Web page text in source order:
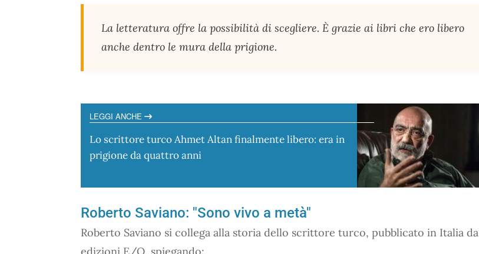
La letteratura offre la possibilità di scegliere. È grazie ai libri che ero libero
anche dentro le mura della prigione.
LEGGI ANCHE
Lo scrittore turco Ahmet Altan finalmente libero: era in
prigione da quattro anni
Roberto Saviano: "Sono vivo a metà"
Roberto Saviano si collega alla storia dello scrittore turco, pubblicato in Italia da